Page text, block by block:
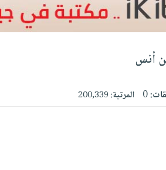
أنس
0 المرتبة:200,339